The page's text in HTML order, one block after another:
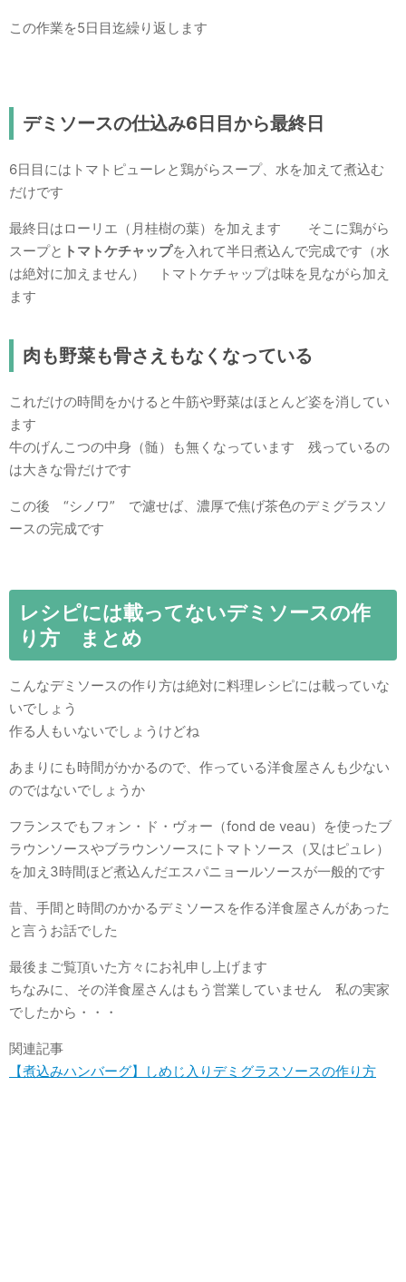
この作業を5日目迄繰り返します
デミソースの仕込み6日目から最終日
6日目にはトマトピューレと鶏がらスープ、水を加えて煮込む
だけです
最終日はローリエ（月桂樹の葉）を加えます そこに鶏がら
スープと トマトケチャップを入れて半日煮込んで完成です（水
は絶対に加えません） トマトケチャップは味を見ながら加え
ます
肉も野菜も骨さえもなくなっている
これだけの時間をかけると牛筋や野菜はほとんど姿を消してい
ます
牛のげんこつの中身（髄）も無くなっています 残っているの
は大きな骨だけです
この後 “シノワ” で濾せば、濃厚で焦げ茶色のデミグラスソ
ースの完成です
レシピには載ってないデミソースの作
り方 まとめ
こんなデミソースの作り方は絶対に料理レシピには載っていな
いでしょう
作る人もいないでしょうけどね
あまりにも時間がかかるので、作っている洋食屋さんも少ない
のではないでしょうか
フランスでもフォン・ド・ヴォー（fond de veau）を使ったブ
ラウンソースやブラウンソースにトマトソース（又はピュレ）
を加え3時間ほど煮込んだエスパニョールソースが一般的です
昔、手間と時間のかかるデミソースを作る洋食屋さんがあった
と言うお話でした
最後まご覧頂いた方々にお礼申し上げます
ちなみに、その洋食屋さんはもう営業していません 私の実家
でしたから・・・
関連記事
【煮込みハンバーグ】しめじ入りデミグラスソースの作り方